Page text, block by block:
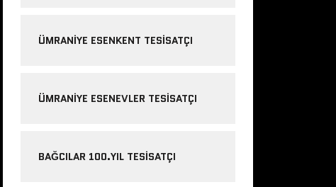
ÜMRANIYE ESENKENT TESISATÇI
ÜMRANIYE ESENEVLER TESISATÇI
BAĞCILAR 100.YIL TESISATÇI